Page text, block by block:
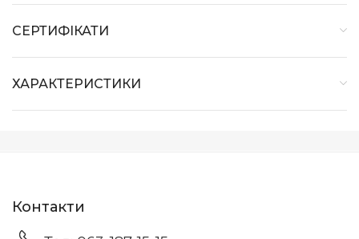
СЕРТИФІКАТИ
ХАРАКТЕРИСТИКИ
Контакти